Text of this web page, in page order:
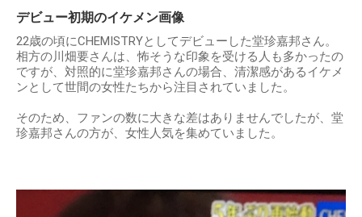
デビュー初期のイケメン画像
22歳の頃にCHEMISTRYとしてデビューした堂珍嘉邦さん。
相方の川畑要さんは、怖そうな印象を受ける人も多かったの
ですが、対照的に堂珍嘉邦さんの場合、清潔感があるイケメ
ンとして世間の女性たちから注目されていました。
そのため、ファンの数に大きな差はありませんでしたが、堂
珍嘉邦さんの方が、女性人気を集めていました。